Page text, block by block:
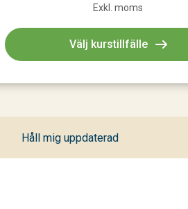
Exkl. moms
Välj kurstillfälle
Håll mig uppdaterad